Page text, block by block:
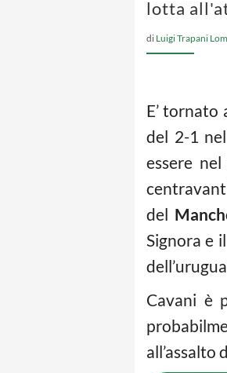
lotta
di Luigi Trapani
E’ tornato
del 2-1
essere
del
Signora e
Cavani è
all’assalto